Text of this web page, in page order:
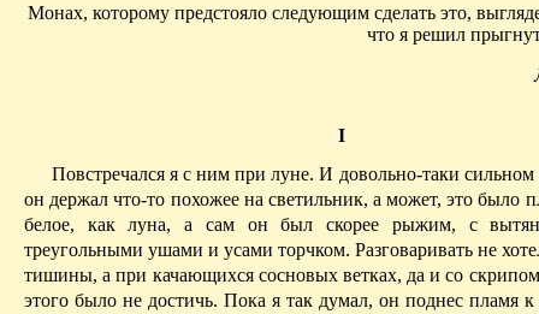
Монах, которому предстояло следующим сделать это,
что я решил
I
Повстречался я с ним при луне. И довольно-таки сильном
он держал что-то похожее на светильник, а может, это было
белое, как луна, а сам он был скорее рыжим, с
треугольными ушами и усами торчком. Разговаривать не
тишины, а при качающихся сосновых ветках, да и со
этого было не достичь. Пока я так думал, он поднес пламя